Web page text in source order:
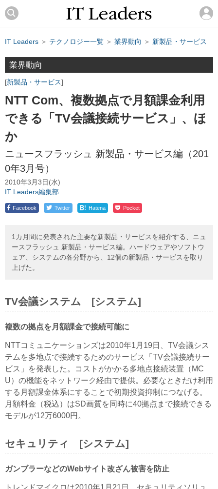
IT Leaders ＞ テクノロジー一覧 ＞ 業界動向 ＞ 新製品・サービス
業界動向
新製品・サービス
NTT Com、複数拠点で月額課金利用
できる「TV会議接続サービス」、ほ
か
ニュースフラッシュ 新製品・サービス編（201
0年3月号）
2010年3月3日(水)
IT Leaders編集部
Facebook Twitter ! Hatena Pocket
1カ月間に発表された主要な新製品・サービスを紹介する、ニュ
ースフラッシュ 新製品・サービス編。ハードウェアやソフトウ
ェア、システムの各分野から、12個の新製品・サービスを取り
上げた。
TV会議システム [システム]
複数の拠点を月額課金で接続可能に
NTTコミュニケーションズは2010年1月19日、TV会議シス
テムを多地点で接続するためのサービス「TV会議接続サー
ビス」を発表した。コストがかかる多地点接続装置（MC
U）の機能をネットワーク経由で提供。必要なときだけ利用
する月額課金体系にすることで初期投資抑制につなげる。
月額料金（税込）はSD画質を同時に40拠点まで接続できる
モデルが12万6000円。
セキュリティ [システム]
ガンブラーなどのWebサイト改ざん被害を防止
トレンドマイクロは2010年1月21日、セキュリティソリュ